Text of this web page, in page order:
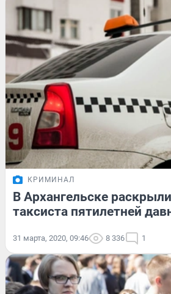
КРИМИНАЛ
В Архангельске
таксиста пятилетней
31 марта, 2020, 09:46 8 336 1